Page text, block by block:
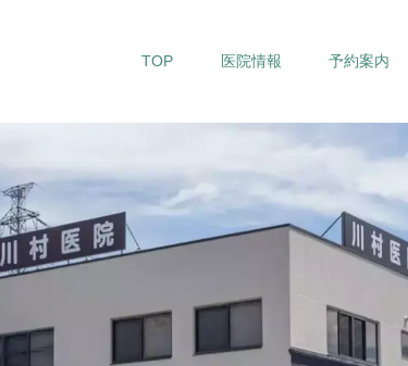
TOP 医院情報
川村医院について
検査機器紹介
予約案内
糖尿病
脂質異常症
膝の痛み